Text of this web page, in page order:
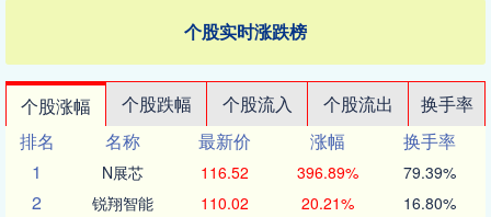
个股实时涨跌榜
个股涨幅 个股跌幅 个股流入 个股流出
换手率
排名
名称 最新价 涨幅
换手率
1
N展芯 116.52 396.89% 79.39%
2 锐翔智能 110.02 20.21% 16.80%